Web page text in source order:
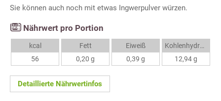
Sie können auch noch mit etwas Ingwerpulver würzen.
Nährwert pro Portion
kcal
56
Fett
0,20 g
Eiweiß
0,39 g
Kohlenhydrate
12,94 g
Detaillierte Nährwertinfos